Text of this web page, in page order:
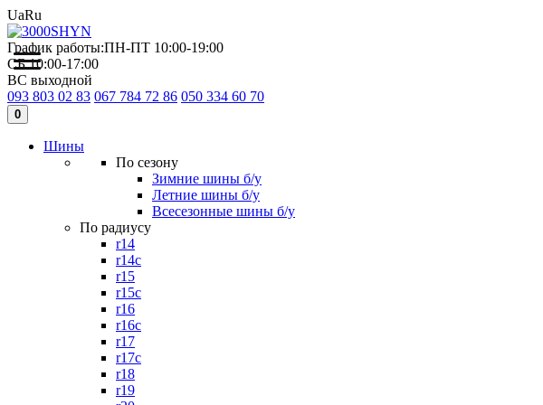
UaRu
График работы:ПН-ПТ 10:00-19:00
СБ 10:00-17:00
ВС выходной
093 803 02 83 067 784 72 86 050 334 60 70
0
Шины
По сезону
Зимние шины б/у
Летние шины б/у
Всесезонные шины б/у
По радиусу
r14
r14c
r15
r15c
r16
r16c
r17
r17c
r18
r19